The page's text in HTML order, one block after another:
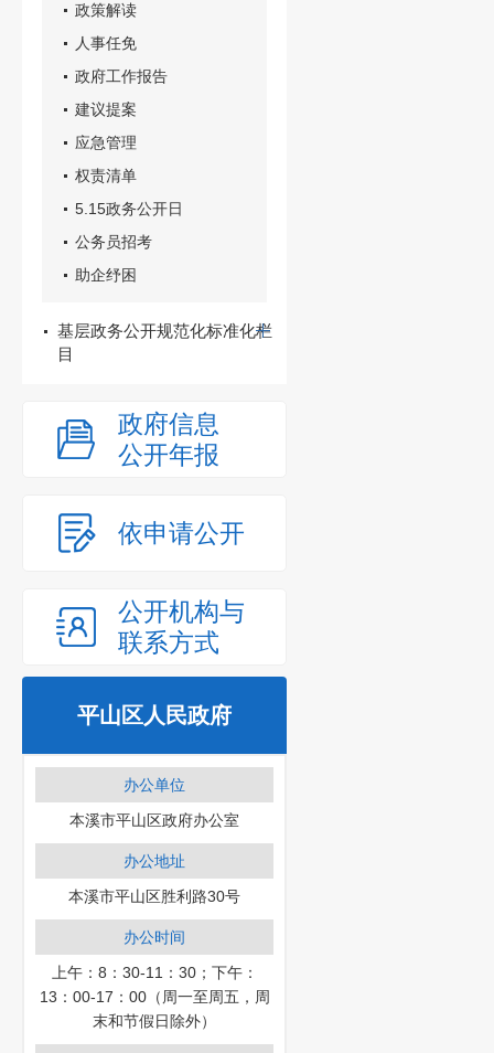
政策解读
人事任免
政府工作报告
建议提案
应急管理
权责清单
5.15政务公开日
公务员招考
助企纾困
基层政务公开规范化标准化栏
目
政府信息
公开年报
依申请公开
公开机构与
联系方式
平山区人民政府
办公单位
本溪市平山区政府办公室
办公地址
本溪市平山区胜利路30号
办公时间
上午：8：30-11：30；下午：
13：00-17：00（周一至周五，周
末和节假日除外）